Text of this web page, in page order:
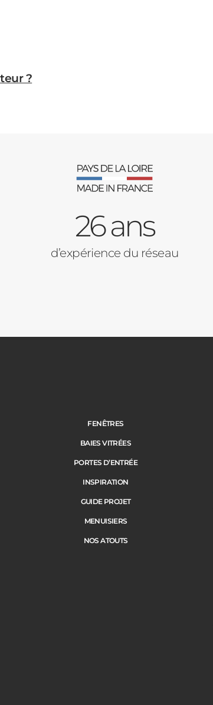
?
26 ans
d’expérience du réseau
FENÊTRES
BAIES VITRÉES
PORTES D’ENTRÉE
INSPIRATION
GUIDE PROJET
MENUISIERS
NOS ATOUTS